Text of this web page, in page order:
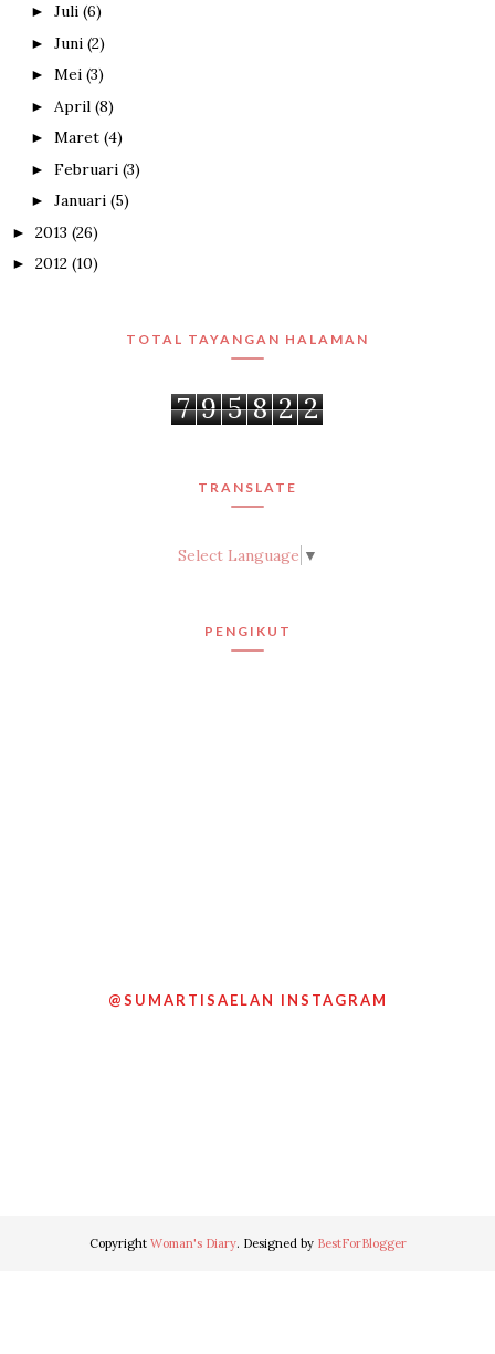
► Juli (6)
► Juni (2)
► Mei (3)
► April (8)
► Maret (4)
► Februari (3)
► Januari (5)
► 2013 (26)
► 2012 (10)
TOTAL TAYANGAN HALAMAN
7 9 5 8 2 2
TRANSLATE
Select Language ▼
PENGIKUT
@SUMARTISAELAN INSTAGRAM
Copyright Woman's Diary. Designed by BestForBlogger